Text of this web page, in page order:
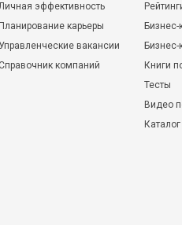
по уходу за руками:
по уходу за ногами:
эффективность
Планирование карьеры
Управленческие вакансии
Справочник компаний
Бизнес-
Книги
Тесты
Видео